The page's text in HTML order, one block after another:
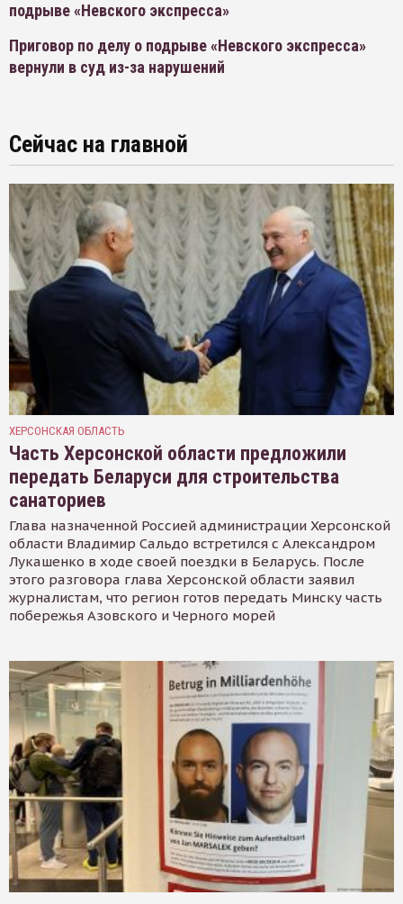
подрыве «Невского экспресса»
Приговор по делу о подрыве «Невского экспресса»
вернули в суд из-за нарушений
Сейчас на главной
ХЕРСОНСКАЯ ОБЛАСТЬ
Часть Херсонской области предложили
передать Беларуси для строительства
санаториев
Глава назначенной Россией администрации Херсонской
области Владимир Сальдо встретился с Александром
Лукашенко в ходе своей поездки в Беларусь. После
этого разговора глава Херсонской области заявил
журналистам, что регион готов передать Минску часть
побережья Азовского и Черного морей